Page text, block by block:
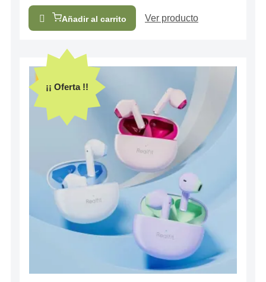
Añadir al carrito Ver producto
¡¡ Oferta !!